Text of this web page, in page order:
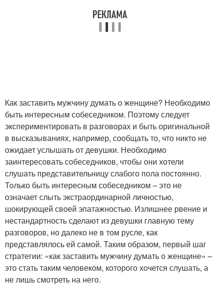
Как заставить мужчину думать о женщине? Необходимо
быть интересным собеседником. Поэтому следует
экспериментировать в разговорах и быть оригинальной
в высказываниях, например, сообщать то, что никто не
ожидает услышать от девушки. Необходимо
заинтересовать собеседников, чтобы они хотели
слушать представительницу слабого пола постоянно.
Только быть интересным собеседником – это не
означает слыть экстраординарной личностью,
шокирующей своей эпатажностью. Излишнее рвение и
нестандартность сделают из девушки главную тему
разговоров, но далеко не в том русле, как
представлялось ей самой. Таким образом, первый шаг
стратегии: «как заставить мужчину думать о женщине» –
это стать таким человеком, которого хочется слушать, а
не лишь смотреть на него.